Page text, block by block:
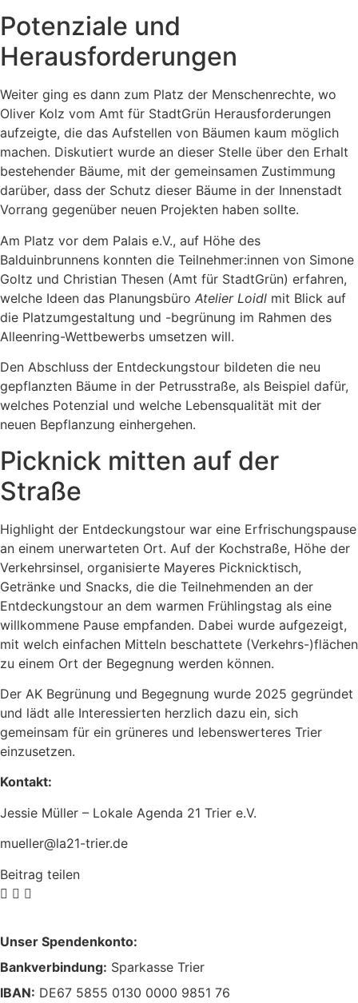
Potenziale und
Herausforderungen
Weiter ging es dann zum Platz der Menschenrechte, wo
Oliver Kolz vom Amt für StadtGrün Herausforderungen
aufzeigte, die das Aufstellen von Bäumen kaum möglich
machen. Diskutiert wurde an dieser Stelle über den Erhalt
bestehender Bäume, mit der gemeinsamen Zustimmung
darüber, dass der Schutz dieser Bäume in der Innenstadt
Vorrang gegenüber neuen Projekten haben sollte.
Am Platz vor dem Palais e.V., auf Höhe des
Balduinbrunnens konnten die Teilnehmer:innen von Simone
Goltz und Christian Thesen (Amt für StadtGrün) erfahren,
welche Ideen das Planungsbüro Atelier Loidl mit Blick auf
die Platzumgestaltung und -begrünung im Rahmen des
Alleenring-Wettbewerbs umsetzen will.
Den Abschluss der Entdeckungstour bildeten die neu
gepflanzten Bäume in der Petrusstraße, als Beispiel dafür,
welches Potenzial und welche Lebensqualität mit der
neuen Bepflanzung einhergehen.
Picknick mitten auf der
Straße
Highlight der Entdeckungstour war eine Erfrischungspause
an einem unerwarteten Ort. Auf der Kochstraße, Höhe der
Verkehrsinsel, organisierte Mayeres Picknicktisch,
Getränke und Snacks, die die Teilnehmenden an der
Entdeckungstour an dem warmen Frühlingstag als eine
willkommene Pause empfanden. Dabei wurde aufgezeigt,
mit welch einfachen Mitteln beschattete (Verkehrs-)flächen
zu einem Ort der Begegnung werden können.
Der AK Begrünung und Begegnung wurde 2025 gegründet
und lädt alle Interessierten herzlich dazu ein, sich
gemeinsam für ein grüneres und lebenswerteres Trier
einzusetzen.
Kontakt:
Jessie Müller – Lokale Agenda 21 Trier e.V.
mueller@la21-trier.de
Beitrag teilen
Unser Spendenkonto:
Bankverbindung: Sparkasse Trier
IBAN: DE67 5855 0130 0000 9851 76